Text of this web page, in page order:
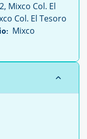
Mixco Col. El
Col. El Tesoro
Mixco